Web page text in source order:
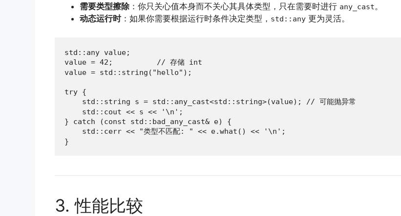
需要类型擦除 ：你只关心值本身而不关心其具体类型，只在需要时进行 any_cast。
动态运行时：如果你需要根据运行时条件决定类型， std::any 更为灵活。
std::any value;
value = 42;          // 存储 int
value = std::string("hello");
try {
    std::string s = std::any_cast<std::string>(value); // 可能抛异常
    std::cout << s << '\n';
} catch (const std::bad_any_cast& e) {
    std::cerr << "类型不匹配: " << e.what() << '\n';
}
3. 性能比较